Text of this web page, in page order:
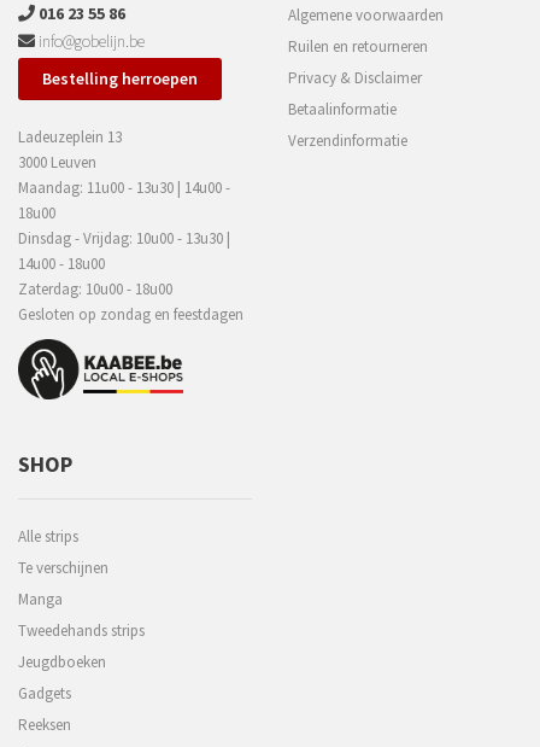
016 23 55 86
info@gobelijn.be
Bestelling herroepen
Ladeuzeplein 13
3000 Leuven
Maandag: 11u00 - 13u30 | 14u00 -
18u00
Dinsdag - Vrijdag: 10u00 - 13u30 |
14u00 - 18u00
Zaterdag: 10u00 - 18u00
Gesloten op zondag en feestdagen
Algemene voorwaarden
Ruilen en retourneren
Privacy & Disclaimer
Betaalinformatie
Verzendinformatie
SHOP
Alle strips
Te verschijnen
Manga
Tweedehands strips
Jeugdboeken
Gadgets
Reeksen